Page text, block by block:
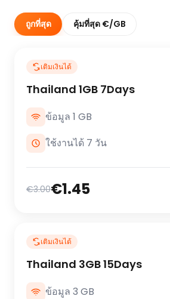
ถูกที่สุด คุ้มที่สุด €/GB
เติมเงินได้
Thailand 1GB 7Days
ข้อมูล 1 GB
ใช้งานได้ 7 วัน
€3.00€1.45
เติมเงินได้
Thailand 3GB 15Days
ข้อมูล 3 GB